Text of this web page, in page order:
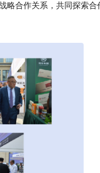
略合作关系，共同探索